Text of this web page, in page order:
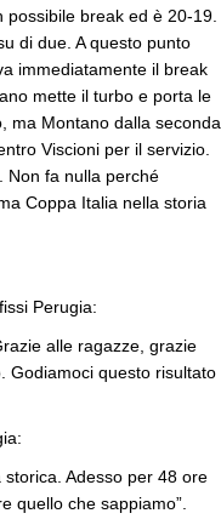
break ed è 20-19.
di due. A questo punto
immediatamente il break
mette il turbo e porta le
ma Montano dalla seconda
Viscioni per il servizio.
Non fa nulla perché
Coppa Italia nella storia
Perugia:
alle ragazze, grazie
Godiamoci questo risultato
Adesso per 48 ore
quello che sappiamo”.